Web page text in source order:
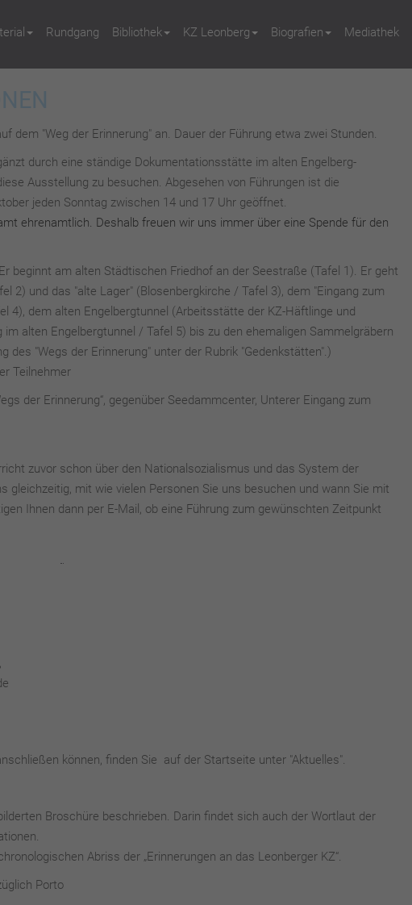
Rundgang Bibliothek KZ Leonberg Biografien Mediathek
dem "Weg der Erinnerung" an. Dauer der Führung etwa zwei Stunden.
durch eine ständige Dokumentationsstätte im alten Engelberg-
Ausstellung zu besuchen. Abgesehen von Führungen ist die
jeden Sonntag zwischen 14 und 17 Uhr geöffnet.
ehrenamtlich. Deshalb freuen wir uns immer über eine Spende für den
Er beginnt am alten Städtischen Friedhof an der Seestraße (Tafel 1). Er geht
2) und das "alte Lager" (Blosenbergkirche / Tafel 3), dem "Eingang zum
4), dem alten Engelbergtunnel (Arbeitsstätte der KZ-Häftlinge und
alten Engelbergtunnel / Tafel 5) bis zu den ehemaligen Sammelgräbern
des "Wegs der Erinnerung" unter der Rubrik "Gedenkstätten".)
Teilnehmer
der Erinnerung“, gegenüber Seedammcenter, Unterer Eingang zum
zuvor schon über den Nationalsozialismus und das System der
gleichzeitig, mit wie vielen Personen Sie uns besuchen und wann Sie mit
Ihnen dann per E-Mail, ob eine Führung zum gewünschten Zeitpunkt
können, finden Sie auf der Startseite unter "Aktuelles".
Broschüre beschrieben. Darin findet sich auch der Wortlaut der
Abriss der „Erinnerungen an das Leonberger KZ“.
Porto